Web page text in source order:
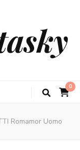
0
Romamor Uomo